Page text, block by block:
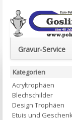
Euro-Pokale &
Gravur-Service
Kategorien
Acryltrophäen
Blechschilder
Design Trophäen
Etuis und